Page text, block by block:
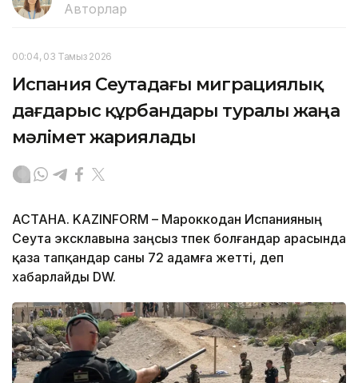
Авторлар
00:04, 03 Тамыз 2026
Испания Сеутадағы миграциялық
дағдарыс құрбандары туралы жаңа
мәлімет жариялады
АСТАНА. KAZINFORM – Мароккодан Испанияның
Сеута эксклавына заңсыз өтпек болғандар арасында
қаза тапқандар саны 72 адамға жетті, деп
хабарлайды DW.